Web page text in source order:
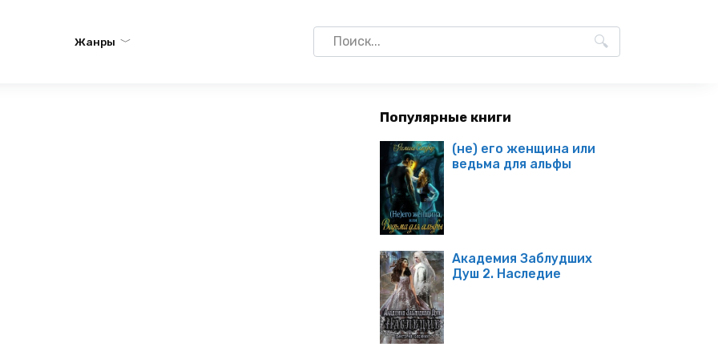
Жанры
Search
for:
Популярные книги
(не) его женщина или
ведьма для альфы
Академия Заблудших
Душ 2. Наследие